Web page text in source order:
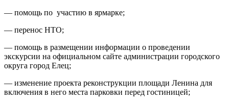
— помощь по участию в ярмарке;
— перенос НТО;
— помощь в размещении информации о проведении
экскурсии на официальном сайте администрации городского
округа город Елец;
— изменение проекта реконструкции площади Ленина для
включения в него места парковки перед гостиницей;